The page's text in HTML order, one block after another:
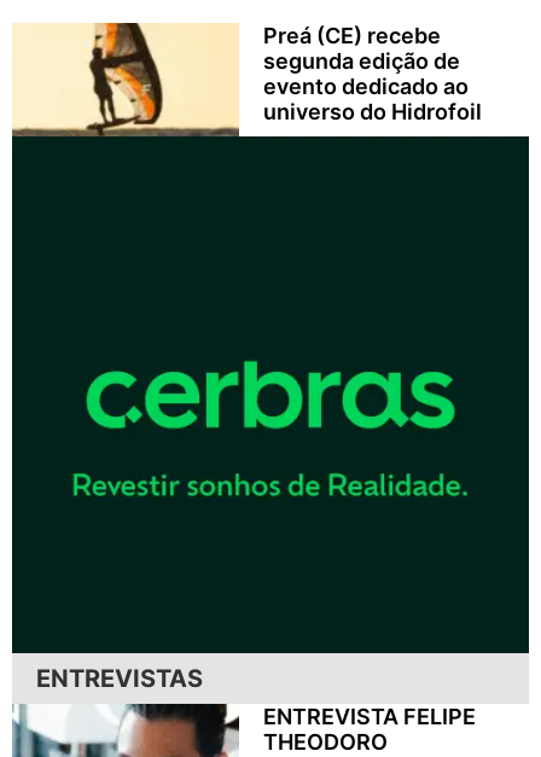
Preá (CE) recebe
segunda edição de
evento dedicado ao
universo do Hidrofoil
ENTREVISTAS
ENTREVISTA FELIPE
THEODORO